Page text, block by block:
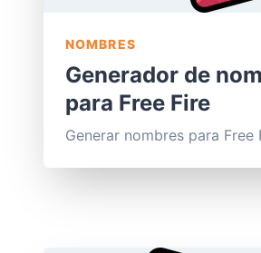
NOMBRES
Generador de
para Free Fire
Generar nombres para Free